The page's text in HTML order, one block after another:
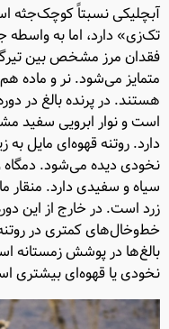
آبچلیکی نسبتاً کوچک‌جثه
تک‌زی» دارد، اما به
فقدان مرز مشخص بین
متمایز می‌شود. نر و ماده
هستند. در پرنده بالغ در
است و نوار ابرویی سفید
دارد. روتنه قهوه‌ای مایل
نخودی دیده می‌شود.
سیاه و سفیدی دارد. منقار
زرد است. در خارج از این
خط‌وخال‌های کمتری در روتنه
بالغ‌ها در پوشش زمستانه
نخودی یا قهوه‌ای بیشتری